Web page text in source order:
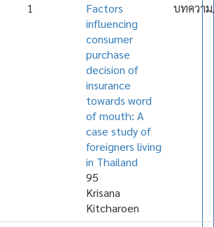
1
Factors
influencing
consumer
purchase
decision of
insurance
towards word
of mouth: A
case study of
foreigners living
in Thailand
95
Krisana
Kitcharoen
บทควา